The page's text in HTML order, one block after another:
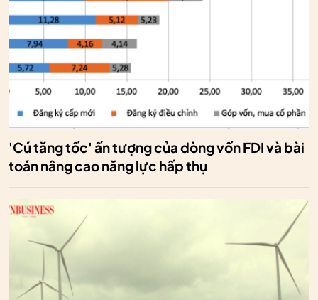
'Cú tăng tốc' ấn tượng của dòng vốn FDI và bài
toán nâng cao năng lực hấp thụ